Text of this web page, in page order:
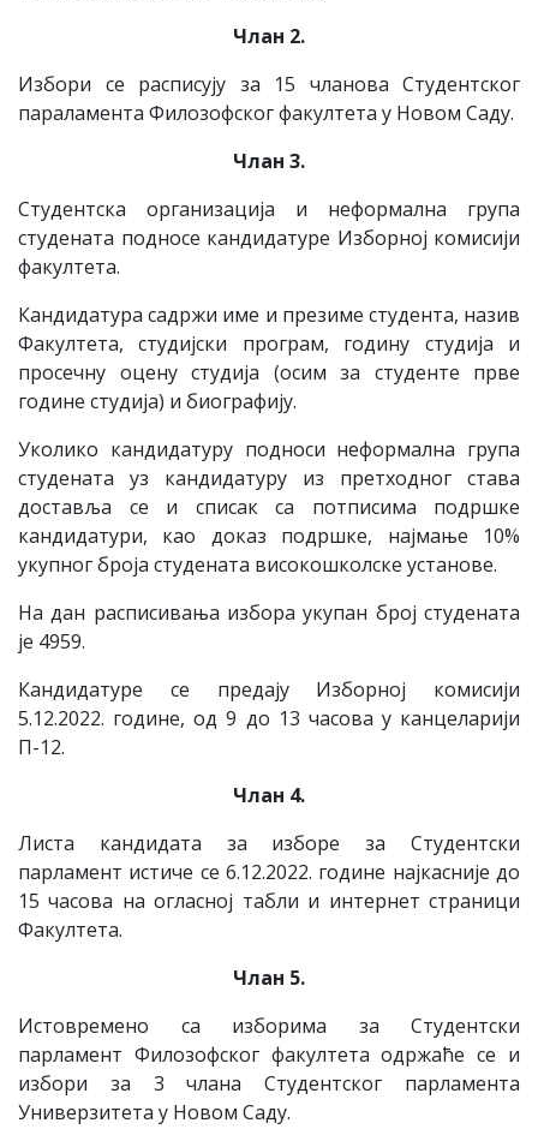
Члан 2.
Избори се расписују за 15 чланова Студентског
параламента Филозофског факултета у Новом Саду.
Члан 3.
Студентска организација и неформална група
студената подносе кандидатуре Изборној комисији
факултета.
Кандидатура садржи име и презиме студента, назив
Факултета, студијски програм, годину студија и
просечну оцену студија (осим за студенте прве
године студија) и биографију.
Уколико кандидатуру подноси неформална група
студената уз кандидатуру из претходног става
доставља се и списак са потписима подршке
кандидатури, као доказ подршке, најмање 10%
укупног броја студената високошколске установе.
На дан расписивања избора укупан број студената
је 4959.
Кандидатуре се предају Изборној комисији
5.12.2022. године, од 9 до 13 часова у канцеларији
П-12.
Члан 4.
Листа кандидата за изборе за Студентски
парламент истиче се 6.12.2022. године најкасније до
15 часова на огласној табли и интернет страници
Факултета.
Члан 5.
Истовремено са изборима за Студентски
парламент Филозофског факултета одржаће се и
избори за 3 члана Студентског парламента
Универзитета у Новом Саду.